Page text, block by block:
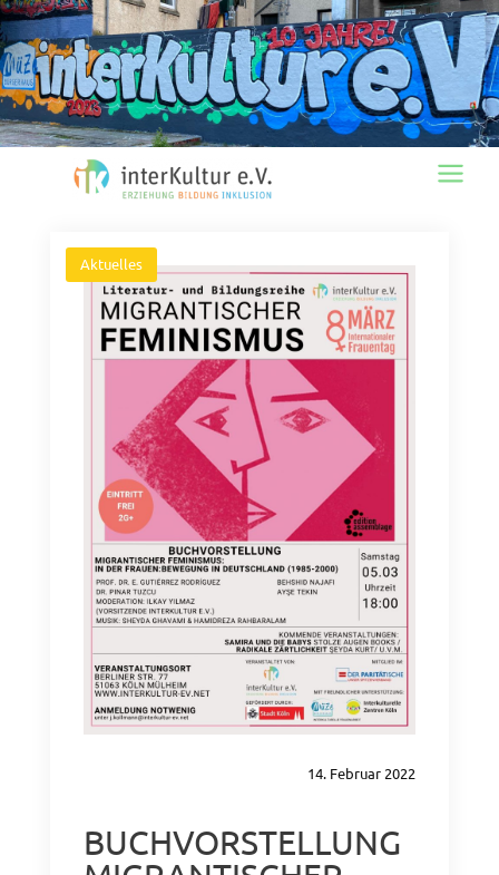
Main
Aktuelles
14. Februar 2022
BUCHVORSTELLUNG